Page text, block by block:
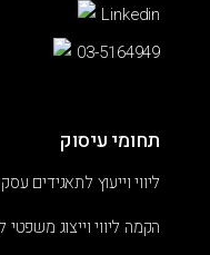
Linkedin
03-5164949
תחומי עיסוק
ליווי וייעוץ לתאגידים
הקמה ליווי וייצוג